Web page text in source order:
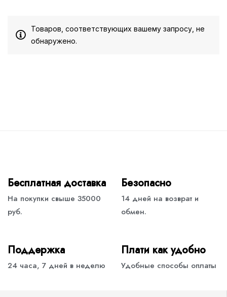
Товаров, соответствующих вашему запросу, не
обнаружено.
Бесплатная доставка
На покупки свыше 35000
руб.
Безопасно
14 дней на возврат и
обмен.
Поддержка
24 часа, 7 дней в неделю
Плати как удобно
Удобные способы оплаты